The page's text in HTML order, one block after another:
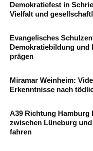
Demokratiefest in
Vielfalt und
Evangelisches
Demokratiebildung
prägen
Miramar Weinheim:
Erkenntnisse nach
A39 Richtung Hamburg
zwischen Lüneburg
fahren